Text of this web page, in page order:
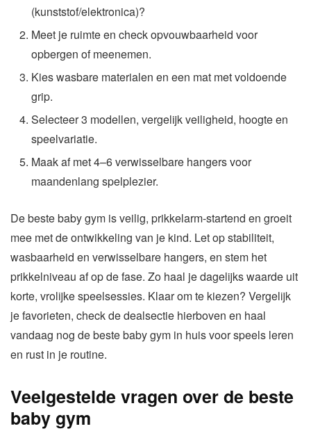
(kunststof/elektronica)?
Meet je ruimte en check opvouwbaarheid voor
opbergen of meenemen.
Kies wasbare materialen en een mat met voldoende
grip.
Selecteer 3 modellen, vergelijk veiligheid, hoogte en
speelvariatie.
Maak af met 4–6 verwisselbare hangers voor
maandenlang spelplezier.
De beste baby gym is veilig, prikkelarm-startend en groeit
mee met de ontwikkeling van je kind. Let op stabiliteit,
wasbaarheid en verwisselbare hangers, en stem het
prikkelniveau af op de fase. Zo haal je dagelijks waarde uit
korte, vrolijke speelsessies. Klaar om te kiezen? Vergelijk
je favorieten, check de dealsectie hierboven en haal
vandaag nog de beste baby gym in huis voor speels leren
en rust in je routine.
Veelgestelde vragen over de beste
baby gym